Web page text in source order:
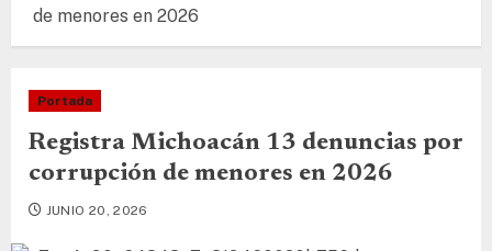
de menores en 2026
Portada
Registra Michoacán 13 denuncias por
corrupción de menores en 2026
JUNIO 20, 2026